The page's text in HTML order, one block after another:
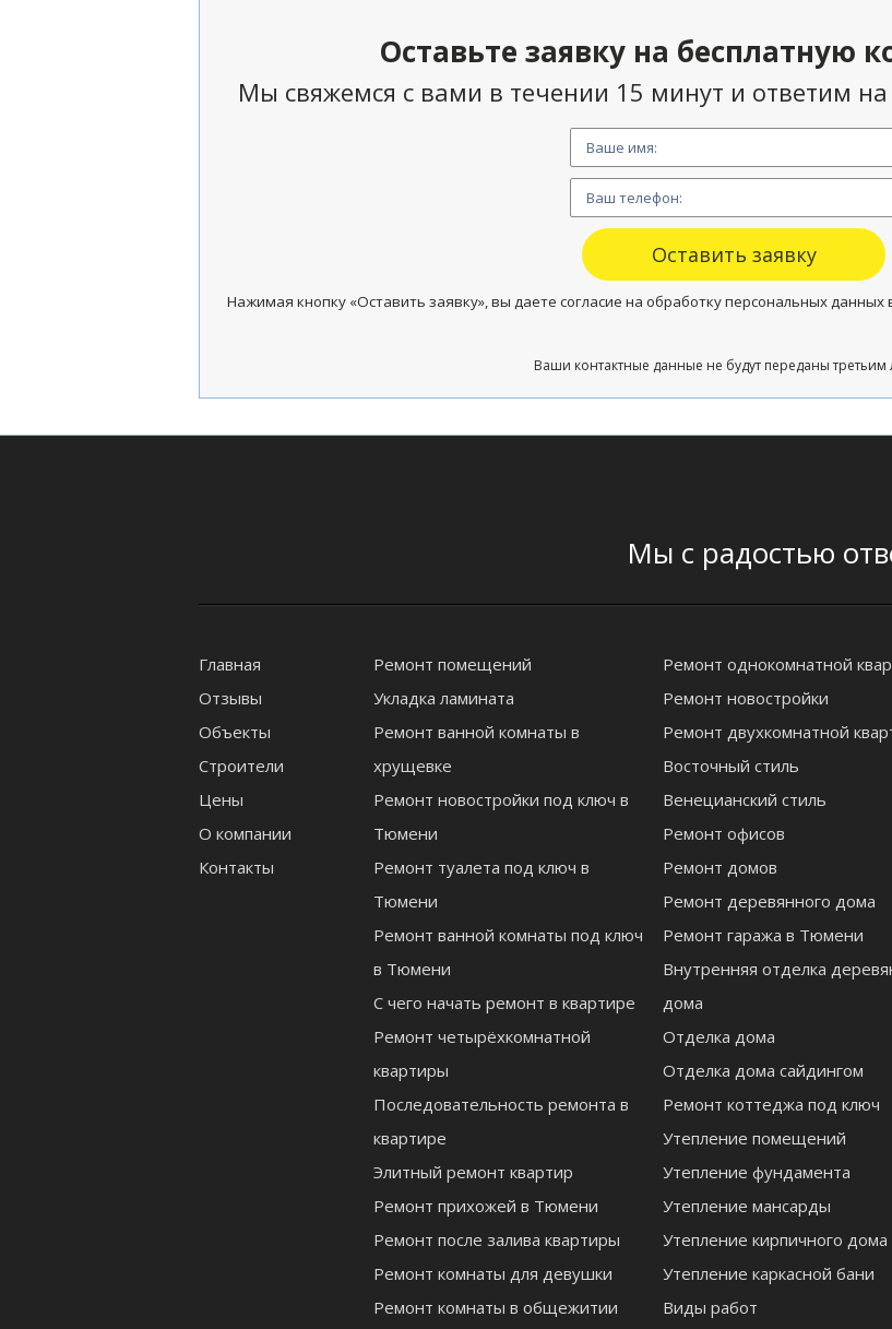
Оставьте заявку на бесплатную
Мы свяжемся с вами в течении 15 минут и ответим
Нажимая кнопку «Оставить заявку», вы даете согласие на обработку персональных данных
Ваши контактные данные не будут переданы третьим
Мы с радостью
Главная
Отзывы
Объекты
Строители
Цены
О компании
Контакты
Ремонт помещений
Укладка ламината
Ремонт ванной комнаты в
хрущевке
Ремонт новостройки под ключ в
Тюмени
Ремонт туалета под ключ в
Тюмени
Ремонт ванной комнаты под ключ
в Тюмени
С чего начать ремонт в квартире
Ремонт четырёхкомнатной
квартиры
Последовательность ремонта в
квартире
Элитный ремонт квартир
Ремонт прихожей в Тюмени
Ремонт после залива квартиры
Ремонт комнаты для девушки
Ремонт комнаты в общежитии
Ремонт однокомнатной
Ремонт новостройки
Ремонт двухкомнатной
Восточный стиль
Венецианский стиль
Ремонт офисов
Ремонт домов
Ремонт деревянного дома
Ремонт гаража в Тюмени
Внутренняя отделка
дома
Отделка дома
Отделка дома сайдингом
Ремонт коттеджа под ключ
Утепление помещений
Утепление фундамента
Утепление мансарды
Утепление кирпичного дома
Утепление каркасной бани
Виды работ